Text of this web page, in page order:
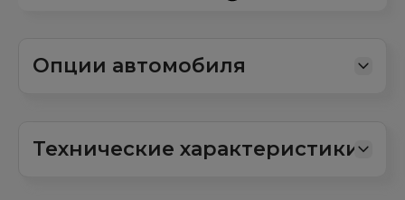
Опции автомобиля
Технические характеристики